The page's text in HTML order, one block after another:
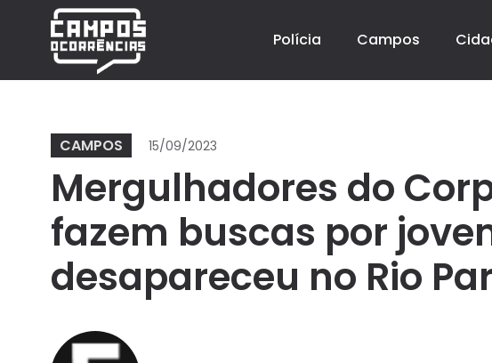
Polícia Campos
CAMPOS 15/09/2023
Mergulhadores do
fazem buscas por
desapareceu no Rio